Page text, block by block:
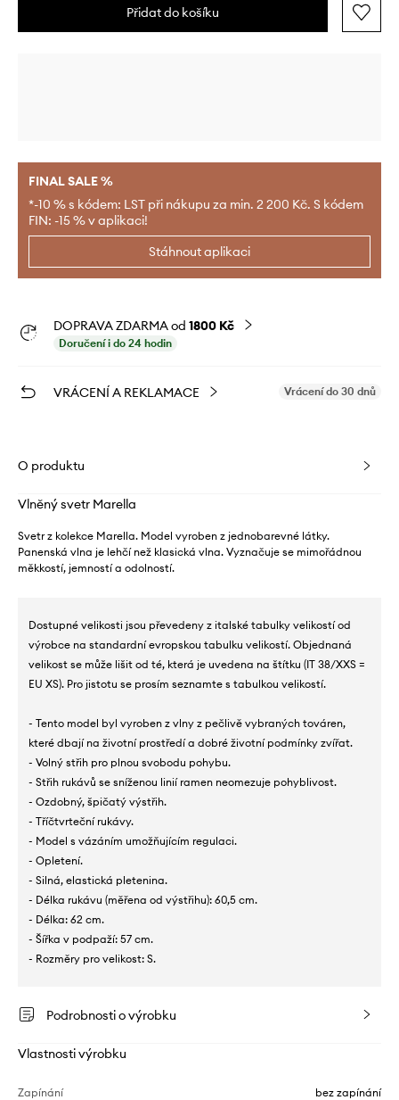
Přidat do košíku
FINAL SALE %
*-10 % s kódem: LST při nákupu za min. 2 200 Kč. S kódem
FIN: -15 % v aplikaci!
Stáhnout aplikaci
DOPRAVA ZDARMA od 1800 Kč
Doručení i do 24 hodin
VRÁCENÍ A REKLAMACE Vrácení do 30 dnů
O produktu
Vlněný svetr Marella
Svetr z kolekce Marella. Model vyroben z jednobarevné látky.
Panenská vlna je lehčí než klasická vlna. Vyznačuje se mimořádnou
měkkostí, jemností a odolností.
Dostupné velikosti jsou převedeny z italské tabulky velikostí od
výrobce na standardní evropskou tabulku velikostí. Objednaná
velikost se může lišit od té, která je uvedena na štítku (IT 38/XXS =
EU XS). Pro jistotu se prosím seznamte s tabulkou velikostí.
- Tento model byl vyroben z vlny z pečlivě vybraných továren,
které dbají na životní prostředí a dobré životní podmínky zvířat.
- Volný střih pro plnou svobodu pohybu.
- Střih rukávů se sníženou linií ramen neomezuje pohyblivost.
- Ozdobný, špičatý výstřih.
- Tříčtvrteční rukávy.
- Model s vázáním umožňujícím regulaci.
- Opletení.
- Silná, elastická pletenina.
- Délka rukávu (měřena od výstřihu): 60,5 cm.
- Délka: 62 cm.
- Šířka v podpaží: 57 cm.
- Rozměry pro velikost: S.
Podrobnosti o výrobku
Vlastnosti výrobku
Zapínání bez zapínání